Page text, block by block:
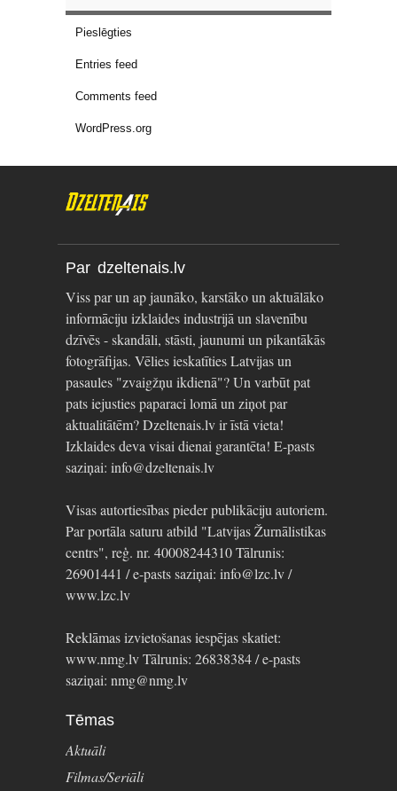
Pieslēgties
Entries feed
Comments feed
WordPress.org
Par dzeltenais.lv
Viss par un ap jaunāko, karstāko un aktuālāko
informāciju izklaides industrijā un slavenību
dzīvēs - skandāli, stāsti, jaunumi un pikantākās
fotogrāfijas. Vēlies ieskatīties Latvijas un
pasaules "zvaigžņu ikdienā"? Un varbūt pat
pats iejusties paparaci lomā un ziņot par
aktualitātēm? Dzeltenais.lv ir īstā vieta!
Izklaides deva visai dienai garantēta! E-pasts
saziņai: info@dzeltenais.lv
Visas autortiesības pieder publikāciju autoriem.
Par portāla saturu atbild "Latvijas Žurnālistikas
centrs", reģ. nr. 40008244310 Tālrunis:
26901441 / e-pasts saziņai: info@lzc.lv /
www.lzc.lv
Reklāmas izvietošanas iespējas skatiet:
www.nmg.lv Tālrunis: 26838384 / e-pasts
saziņai: nmg@nmg.lv
Tēmas
Aktuāli
Filmas/Seriāli